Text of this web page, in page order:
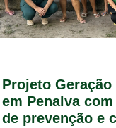
Projeto Geração
em Penalva
de prevenção e